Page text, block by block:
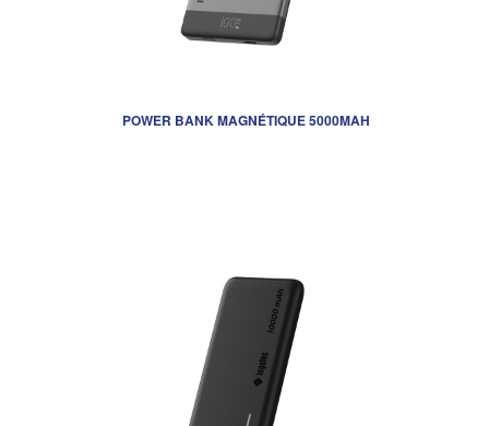
POWER BANK MAGNÉTIQUE 5000MAH